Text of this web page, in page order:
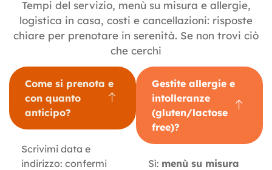
Tempi del servizio, menù su misura e allergie,
logistica in casa, costi e cancellazioni: risposte
chiare per prenotare in serenità. Se non trovi ciò
che cerchi
Come si prenota e
con quanto
anticipo?
Scrivimi data e
indirizzo: confermi
Gestite allergie e
intolleranze
(gluten/lactose
free)?
Sì: menù su misura